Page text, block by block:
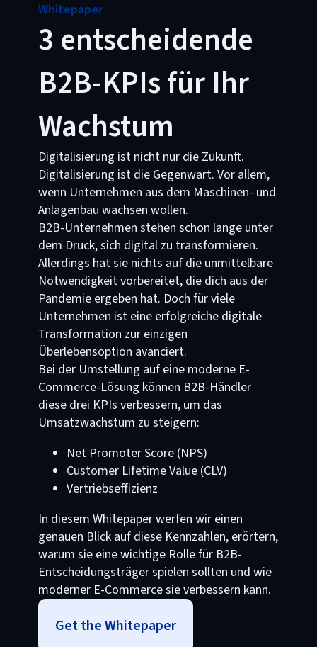
Whitepaper
3 entscheidende
B2B-KPIs für Ihr
Wachstum
Digitalisierung ist nicht nur die Zukunft.
Digitalisierung ist die Gegenwart. Vor allem,
wenn Unternehmen aus dem Maschinen- und
Anlagenbau wachsen wollen.
B2B-Unternehmen stehen schon lange unter
dem Druck, sich digital zu transformieren.
Allerdings hat sie nichts auf die unmittelbare
Notwendigkeit vorbereitet, die dich aus der
Pandemie ergeben hat. Doch für viele
Unternehmen ist eine erfolgreiche digitale
Transformation zur einzigen
Überlebensoption avanciert.
Bei der Umstellung auf eine moderne E-
Commerce-Lösung können B2B-Händler
diese drei KPIs verbessern, um das
Umsatzwachstum zu steigern:
Net Promoter Score (NPS)
Customer Lifetime Value (CLV)
Vertriebseffizienz
In diesem Whitepaper werfen wir einen
genauen Blick auf diese Kennzahlen, erörtern,
warum sie eine wichtige Rolle für B2B-
Entscheidungsträger spielen sollten und wie
moderner E-Commerce sie verbessern kann.
Get the Whitepaper